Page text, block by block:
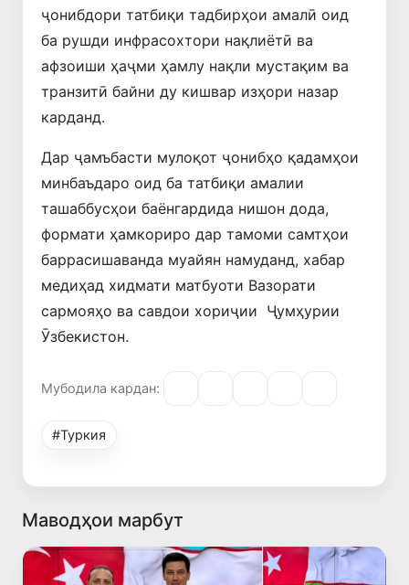
ҷонибдори татбиқи тадбирҳои амалӣ оид
ба рушди инфрасохтори нақлиётӣ ва
афзоиши ҳаҷми ҳамлу нақли мустақим ва
транзитӣ байни ду кишвар изҳори назар
карданд.
Дар ҷамъбасти мулоқот ҷонибҳо қадамҳои
минбаъдаро оид ба татбиқи амалии
ташаббусҳои баёнгардида нишон дода,
формати ҳамкориро дар тамоми самтҳои
баррасишаванда муайян намуданд, хабар
медиҳад хидмати матбуоти Вазорати
сармояҳо ва савдои хориҷии Ҷумҳурии
Ӯзбекистон.
Мубодила кардан:
#Туркия
Маводҳои марбут